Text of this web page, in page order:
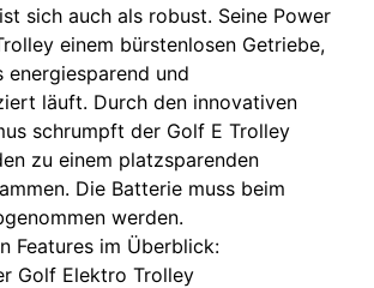
sich auch als robust. Seine Power
einem bürstenlosen Getriebe,
energiesparend und
läuft. Durch den innovativen
schrumpft der Golf E Trolley
zu einem platzsparenden
Die Batterie muss beim
werden.
Features im Überblick:
Golf Elektro Trolley